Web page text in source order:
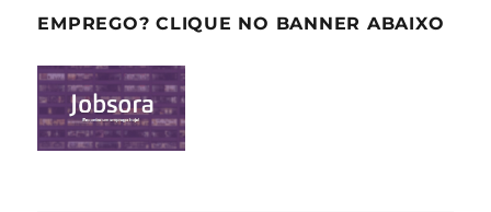
EMPREGO? CLIQUE NO BANNER ABAIXO